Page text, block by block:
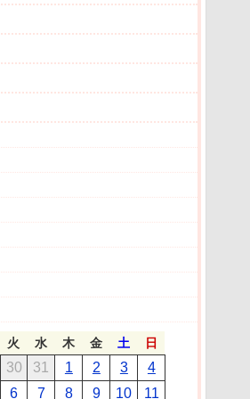
火 水 木 金 土 日
30 31 1 2 3
4
6 7 8 9 10 11